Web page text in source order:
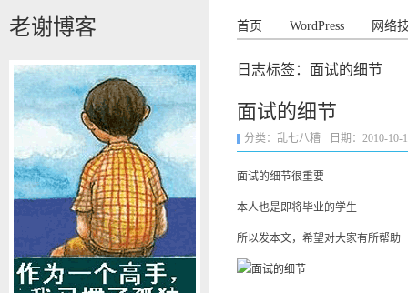
老谢博客 首页 WordPress 网络
日志标签：面试的细节
面试的细节
分类： 乱七八糟 日期：2010-10-
面试的细节很重要
本人也是即将毕业的学生
所以发本文，希望对大家有所帮助